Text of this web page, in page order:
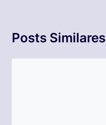
Posts Similares